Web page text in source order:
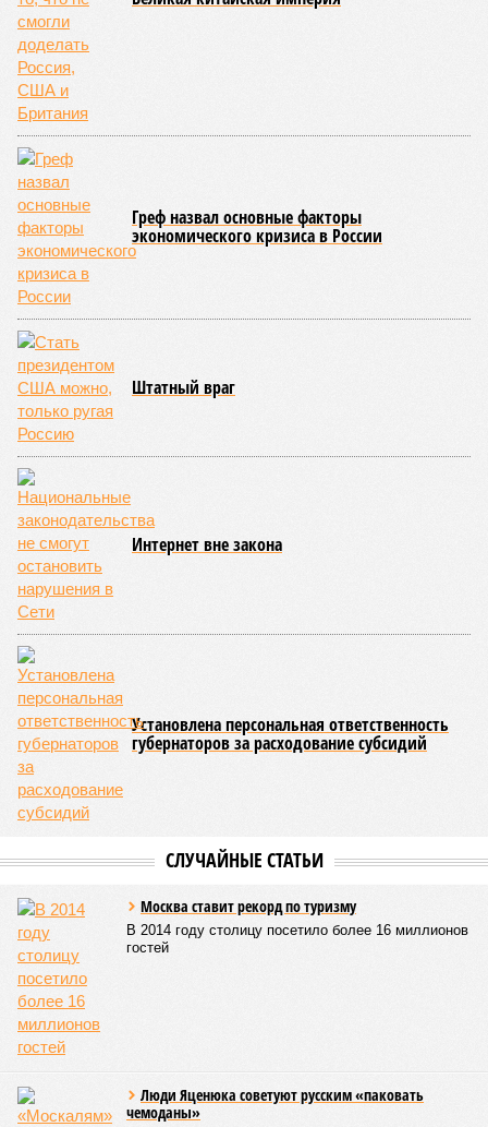
Греф назвал основные факторы
экономического кризиса в России
Штатный враг
Интернет вне закона
Установлена персональная ответственность
губернаторов за расходование субсидий
СЛУЧАЙНЫЕ СТАТЬИ
Москва ставит рекорд по туризму
В 2014 году столицу посетило более 16 миллионов
гостей
Люди Яценюка советуют русским «паковать
чемоданы»